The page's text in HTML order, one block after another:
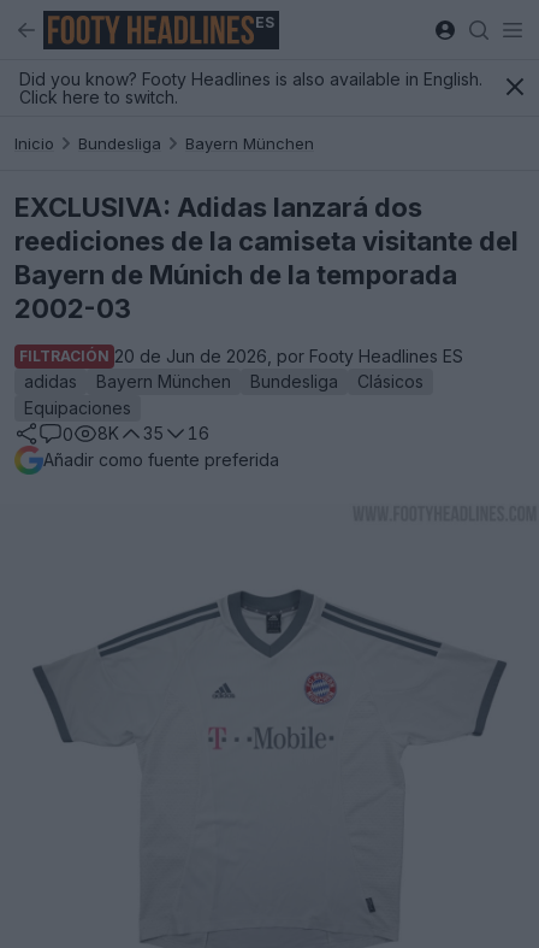
ES
Did you know? Footy Headlines is also available in English.
Click here to switch.
Inicio Bundesliga Bayern München
EXCLUSIVA: Adidas lanzará dos
reediciones de la camiseta visitante del
Bayern de Múnich de la temporada
2002-03
FILTRACIÓN 20 de Jun de 2026, por Footy Headlines ES
adidas
Bayern München Bundesliga
Clásicos
Equipaciones
0
8K 35
16
Añadir como fuente preferida